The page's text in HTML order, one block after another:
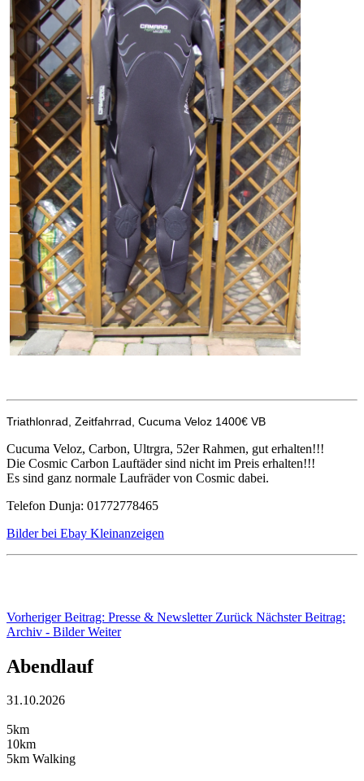
Triathlonrad, Zeitfahrrad, Cucuma Veloz 1400€ VB
Cucuma Veloz, Carbon, Ultrgra, 52er Rahmen, gut erhalten!!!
Die Cosmic Carbon Lauftäder sind nicht im Preis erhalten!!!
Es sind ganz normale Laufräder von Cosmic dabei.
Telefon Dunja: 01772778465
Bilder bei Ebay Kleinanzeigen
Vorheriger Beitrag: Presse & Newsletter Zurück Nächster Beitrag:
Archiv - BilderWeiter
Abendlauf
31.10.2026
5km
10km
5km Walking